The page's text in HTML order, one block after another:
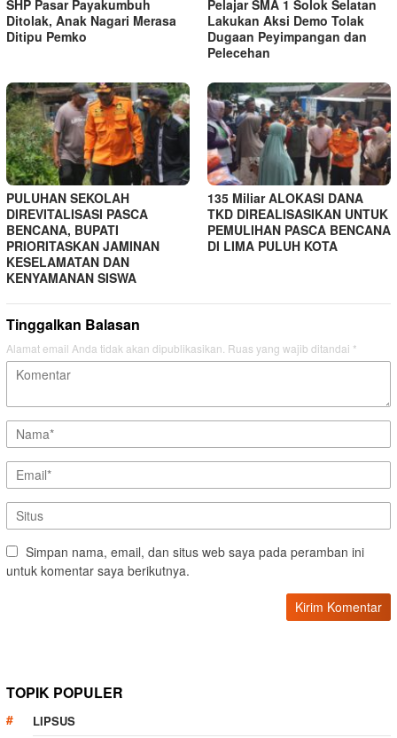
SHP Pasar Payakumbuh
Ditolak, Anak Nagari Merasa
Ditipu Pemko
Pelajar SMA 1 Solok Selatan
Lakukan Aksi Demo Tolak
Dugaan Peyimpangan dan
Pelecehan
PULUHAN SEKOLAH
DIREVITALISASI PASCA
BENCANA, BUPATI
PRIORITASKAN JAMINAN
KESELAMATAN DAN
KENYAMANAN SISWA
135 Miliar ALOKASI DANA
TKD DIREALISASIKAN UNTUK
PEMULIHAN PASCA BENCANA
DI LIMA PULUH KOTA
Tinggalkan Balasan
Alamat email Anda tidak akan dipublikasikan. Ruas yang wajib ditandai *
Simpan nama, email, dan situs web saya pada peramban ini
untuk komentar saya berikutnya.
TOPIK POPULER
LIPSUS